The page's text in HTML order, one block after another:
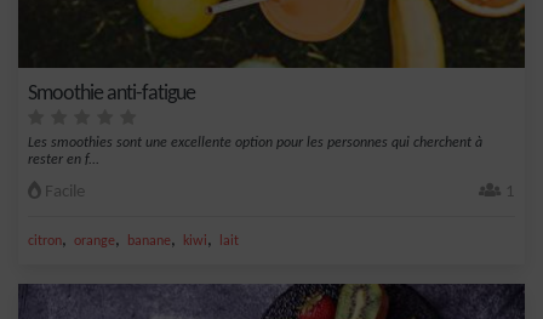
Smoothie anti-fatigue
Les smoothies sont une excellente option pour les personnes qui cherchent à
rester en f...
Facile 1
citron, orange, banane, kiwi, lait